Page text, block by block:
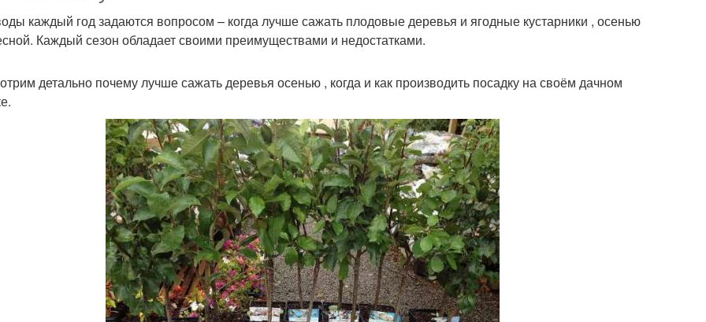
каждый год задаются вопросом – когда лучше сажать плодовые деревья и ягодные кустарники , осенью
Каждый сезон обладает своими преимуществами и недостатками.
детально почему лучше сажать деревья осенью , когда и как производить посадку на своём дачном